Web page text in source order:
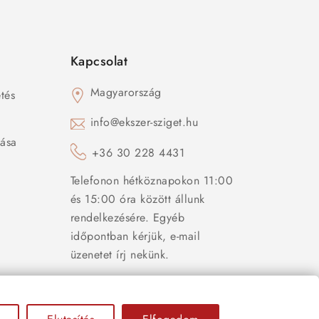
Kapcsolat
Magyarország
info@ekszer-sziget.hu
+36 30 228 4431
Telefonon hétköznapokon 11:00
és 15:00 óra között állunk
rendelkezésére. Egyéb
időpontban kérjük, e-mail
üzenetet írj nekünk.